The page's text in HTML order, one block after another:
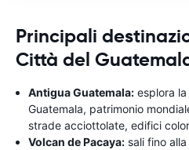
Principali
Città del
Antigua Guatemala: esplora
Guatemala, patrimonio
strade acciottolate, edifici
Volcan de Pacaya: sali fino